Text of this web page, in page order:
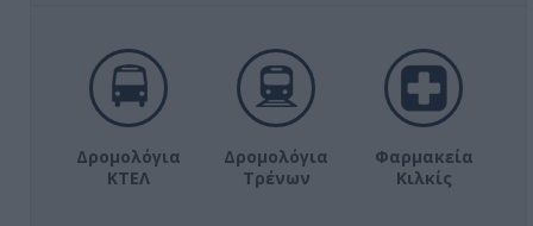
Δρομολόγια
ΚΤΕΛ
Δρομολόγια
Τρένων
Φαρμακεία
Κιλκίς